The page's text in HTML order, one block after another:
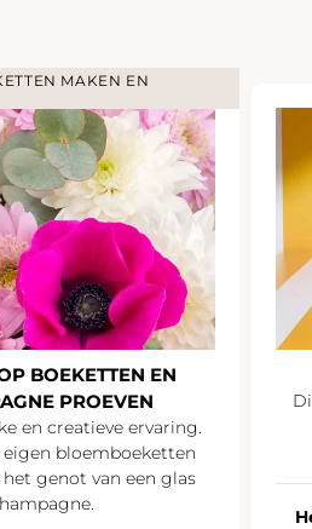
MAKEN EN
BOEKETTEN EN
PROEVEN
en creatieve ervaring.
eigen bloemboeketten
genot van een glas